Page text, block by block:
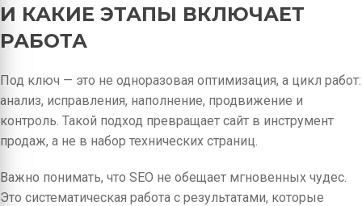
И КАКИЕ ЭТАПЫ ВКЛЮЧАЕТ
РАБОТА
Под ключ — это не одноразовая оптимизация, а цикл работ:
анализ, исправления, наполнение, продвижение и
контроль. Такой подход превращает сайт в инструмент
продаж, а не в набор технических страниц.
Важно понимать, что SEO не обещает мгновенных чудес.
Это систематическая работа с результатами, которые